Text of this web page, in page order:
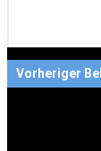
Vorheriger